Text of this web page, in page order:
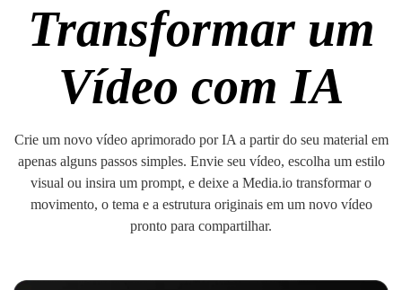
Transformar um
Vídeo com IA
Crie um novo vídeo aprimorado por IA a partir do seu material em
apenas alguns passos simples. Envie seu vídeo, escolha um estilo
visual ou insira um prompt, e deixe a Media.io transformar o
movimento, o tema e a estrutura originais em um novo vídeo
pronto para compartilhar.